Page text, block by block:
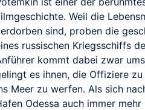
Weil die
sind, proben die
russischen Kriegsschiffs
kommt dabei zwar
es ihnen, die Offiziere
Meer zu werfen. Als sich
Odessa auch immer